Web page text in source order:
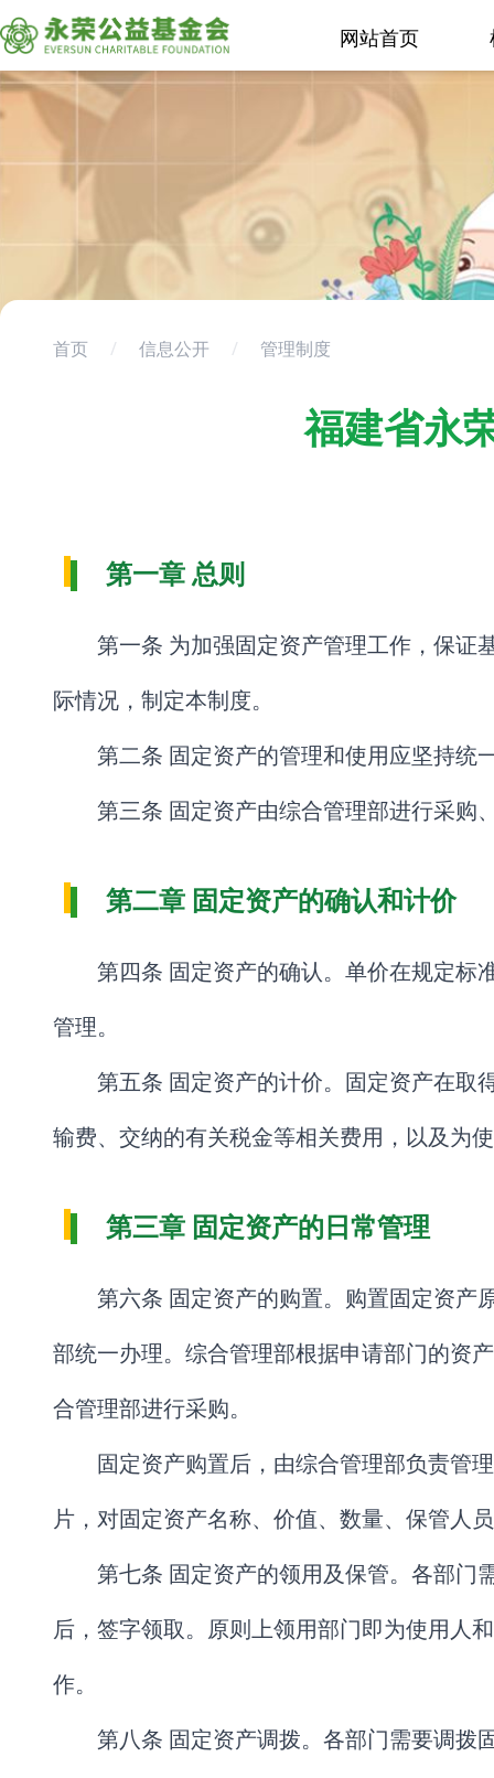
网站首页
首页 / 信息公开 / 管理制度
福建省永
第一章 总则
第一条 为加强固定资产管理工作，保证
际情况，制定本制度。
第二条 固定资产的管理和使用应坚持统
第三条 固定资产由综合管理部进行采购
第二章 固定资产的确认和计价
第四条 固定资产的确认。单价在规定标
管理。
第五条 固定资产的计价。固定资产在取
输费、交纳的有关税金等相关费用，以及为
第三章 固定资产的日常管理
第六条 固定资产的购置。购置固定资产
部统一办理。综合管理部根据申请部门的资
合管理部进行采购。
固定资产购置后，由综合管理部负责管
片，对固定资产名称、价值、数量、保管人
第七条 固定资产的领用及保管。各部门
后，签字领取。原则上领用部门即为使用人
作。
第八条 固定资产调拨。各部门需要调拨